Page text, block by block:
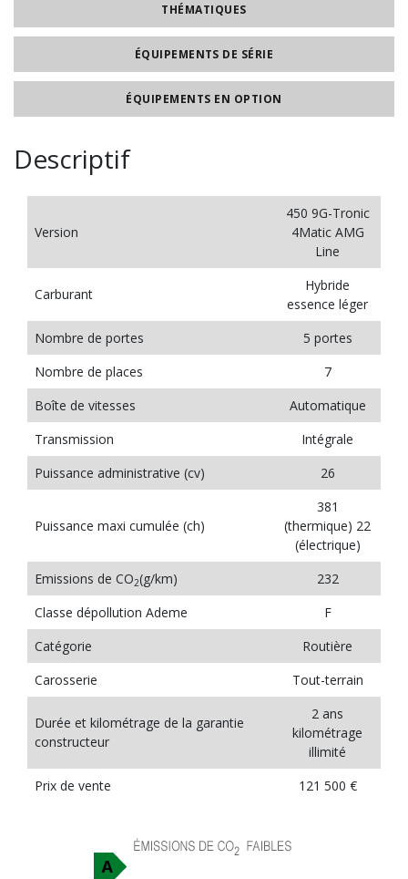
THÉMATIQUES
ÉQUIPEMENTS DE SÉRIE
ÉQUIPEMENTS EN OPTION
Descriptif
Version
450 9G-Tronic
4Matic AMG
Line
Carburant
Hybride
essence léger
Nombre de portes
5 portes
Nombre de places
7
Boîte de vitesses
Automatique
Transmission
Intégrale
Puissance administrative (cv)
26
Puissance maxi cumulée (ch)
381
(thermique) 22
(électrique)
Emissions de CO2(g/km)
232
Classe dépollution Ademe
F
Catégorie
Routière
Carosserie
Tout-terrain
Durée et kilométrage de la garantie
constructeur
2 ans
kilométrage
illimité
Prix de vente
121 500 €